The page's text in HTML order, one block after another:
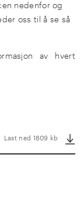
nedenfor og
oss til å se så
av hvert
Last ned 1809 kb